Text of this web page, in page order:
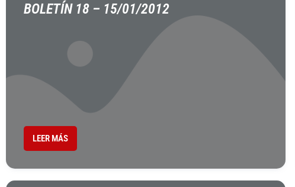
BOLETÍN 18 – 15/01/2012
LEER MÁS